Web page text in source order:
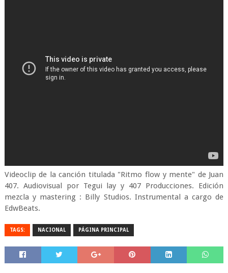
Videoclip de la canción titulada "Ritmo flow y mente" de Juan
407. Audiovisual por Tegui lay y 407 Producciones. Edición
mezcla y mastering : Billy Studios. Instrumental a cargo de
EdwBeats.
TAGS: NACIONAL PÁGINA PRINCIPAL